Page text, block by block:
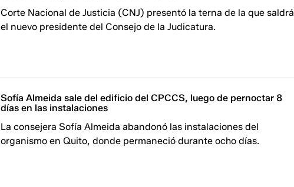
Corte Nacional de Justicia (CNJ) presentó la terna de la que saldrá
el nuevo presidente del Consejo de la Judicatura.
Sofía Almeida sale del edificio del CPCCS, luego de pernoctar 8
días en las instalaciones
La consejera Sofía Almeida abandonó las instalaciones del
organismo en Quito, donde permaneció durante ocho días.